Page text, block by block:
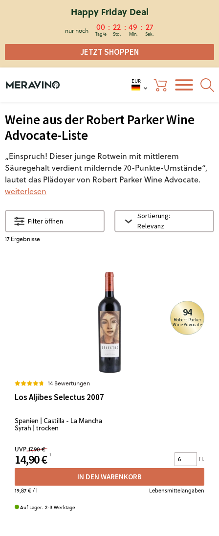
Happy Friday Deal
nur noch 00 22 49 26
JETZT SHOPPEN
EUR
Weine aus der Robert Parker Wine
Advocate-Liste
„Einspruch! Dieser junge Rotwein mit mittlerem
Säuregehalt verdient mildernde 70-Punkte-Umstände“,
lautet das Plädoyer von Robert Parker Wine Advocate.
weiterlesen
Filter öffnen
Sortierung:
Relevanz
17Ergebnisse
94
Robert Parker
Wine Advocate
14 Bewertungen
Los Aljibes Selectus 2007
Spanien | Castilla - La Mancha
Syrah | trocken
UVP 17,90 €
14,90 € Fl.
IN DEN WARENKORB
19,87 €/ l Lebensmittelangaben
Auf Lager. 2-3 Werktage